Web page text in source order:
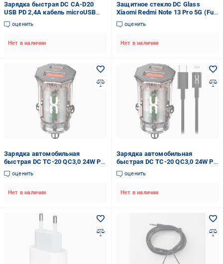
Зарядка быстрая DC CA-D20
USB PD 2,4A кабель microUSB
White (34878)
оценить
Нет в наличии
Защитное стекло DC Glass
Xiaomi Redmi Note 13 Pro 5G (Full
Glue) (34928)
оценить
Нет в наличии
Зарядка автомобильная
быстрая DC TC-20 QC3,0 24W PD
30W 2 USB 36W Brown (34735)
оценить
Нет в наличии
Зарядка автомобильная
быстрая DC TC-20 QC3,0 24W PD
30W 2 USB 36W кабель Lightning
Brown (34738)
оценить
Нет в наличии